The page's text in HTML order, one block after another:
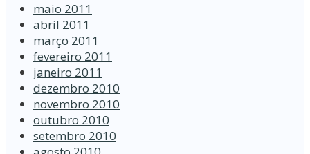
maio 2011
abril 2011
março 2011
fevereiro 2011
janeiro 2011
dezembro 2010
novembro 2010
outubro 2010
setembro 2010